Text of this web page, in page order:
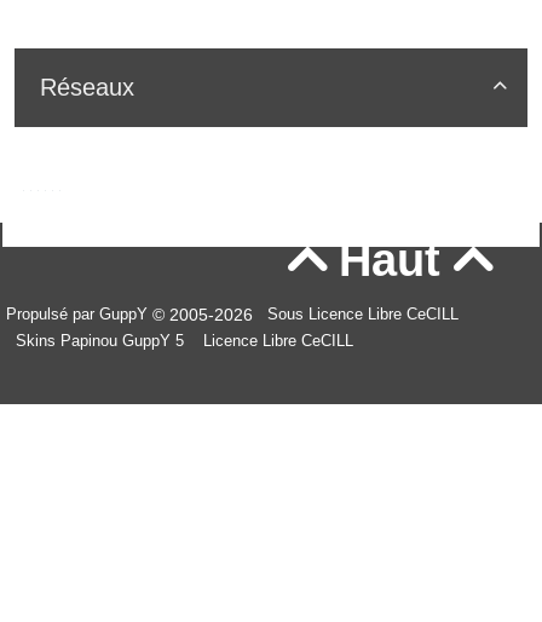

Réseaux
Haut
Propulsé par GuppY © 2005-2026
Sous Licence Libre CeCILL
Skins Papinou GuppY 5
Licence Libre CeCILL